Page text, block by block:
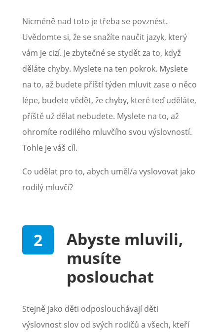
Nicméně nad toto je třeba se povznést.
Uvědomte si, že se snažíte naučit jazyk, který
vám je cizí. Je zbytečné se stydět za to, když
děláte chyby. Myslete na ten pokrok. Myslete
na to, až budete příští týden mluvit zase o něco
lépe, budete vědět, že chyby, které teď uděláte,
příště už dělat nebudete. Myslete na to, až
ohromíte rodilého mluvčího svou výslovností.
Tohle je váš cíl.
Co udělat pro to, abych uměl/a vyslovovat jako
rodilý mluvčí?
Abyste mluvili,
musíte
poslouchat
Stejně jako děti odposlouchávají děti
výslovnost slov od svých rodičů a všech, kteří